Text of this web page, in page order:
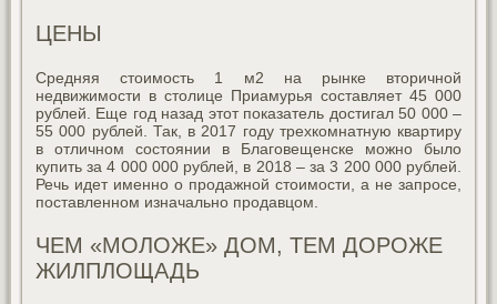
ЦЕНЫ
Средняя стоимость 1 м2 на рынке вторичной
недвижимости в столице Приамурья составляет 45 000
рублей. Еще год назад этот показатель достигал 50 000 –
55 000 рублей. Так, в 2017 году трехкомнатную квартиру
в отличном состоянии в Благовещенске можно было
купить за 4 000 000 рублей, в 2018 – за 3 200 000 рублей.
Речь идет именно о продажной стоимости, а не запросе,
поставленном изначально продавцом.
ЧЕМ «МОЛОЖЕ» ДОМ, ТЕМ ДОРОЖЕ
ЖИЛПЛОЩАДЬ